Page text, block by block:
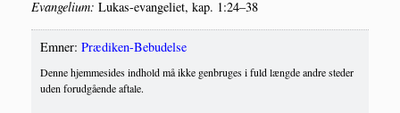
Evan­ge­li­um: Lukas-evan­ge­li­et, kap. 1:24–38
Emner: Prædiken-Bebudelse
Denne hjemmesides indhold må ikke genbruges i fuld længde andre steder
uden forudgående aftale.